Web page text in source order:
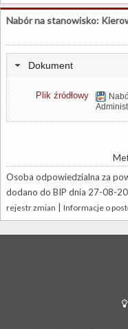
Nabór na stanowisko:
Dokument
Plik źródłowy
Osoba odpowiedzialna za
dodano do BIP dnia 27-08-
rejestr zmian Informacje o